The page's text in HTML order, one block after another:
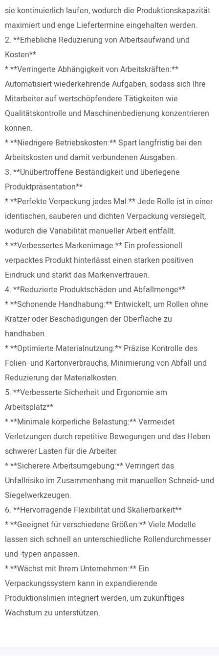
sie kontinuierlich laufen, wodurch die Produktionskapazität
maximiert und enge Liefertermine eingehalten werden.
2. **Erhebliche Reduzierung von Arbeitsaufwand und
Kosten**
* **Verringerte Abhängigkeit von Arbeitskräften:**
Automatisiert wiederkehrende Aufgaben, sodass sich Ihre
Mitarbeiter auf wertschöpfendere Tätigkeiten wie
Qualitätskontrolle und Maschinenbedienung konzentrieren
können.
* **Niedrigere Betriebskosten:** Spart langfristig bei den
Arbeitskosten und damit verbundenen Ausgaben.
3. **Unübertroffene Beständigkeit und überlegene
Produktpräsentation**
* **Perfekte Verpackung jedes Mal:** Jede Rolle ist in einer
identischen, sauberen und dichten Verpackung versiegelt,
wodurch die Variabilität manueller Arbeit entfällt.
* **Verbessertes Markenimage:** Ein professionell
verpacktes Produkt hinterlässt einen starken positiven
Eindruck und stärkt das Markenvertrauen.
4. **Reduzierte Produktschäden und Abfallmenge**
* **Schonende Handhabung:** Entwickelt, um Rollen ohne
Kratzer oder Beschädigungen der Oberfläche zu
handhaben.
* **Optimierte Materialnutzung:** Präzise Kontrolle des
Folien- und Kartonverbrauchs, Minimierung von Abfall und
Reduzierung der Materialkosten.
5. **Verbesserte Sicherheit und Ergonomie am
Arbeitsplatz**
* **Minimale körperliche Belastung:** Vermeidet
Verletzungen durch repetitive Bewegungen und das Heben
schwerer Lasten für die Arbeiter.
* **Sicherere Arbeitsumgebung:** Verringert das
Unfallrisiko im Zusammenhang mit manuellen Schneid- und
Siegelwerkzeugen.
6. **Hervorragende Flexibilität und Skalierbarkeit**
* **Geeignet für verschiedene Größen:** Viele Modelle
lassen sich schnell an unterschiedliche Rollendurchmesser
und -typen anpassen.
* **Wächst mit Ihrem Unternehmen:** Ein
Verpackungssystem kann in expandierende
Produktionslinien integriert werden, um zukünftiges
Wachstum zu unterstützen.